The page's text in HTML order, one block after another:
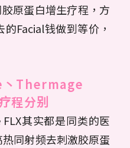
原蛋白增生疗程，方
Facial钱做到等价，
丶Thermage
程分别
其实都是同类的医
同射频去刺激胶原蛋